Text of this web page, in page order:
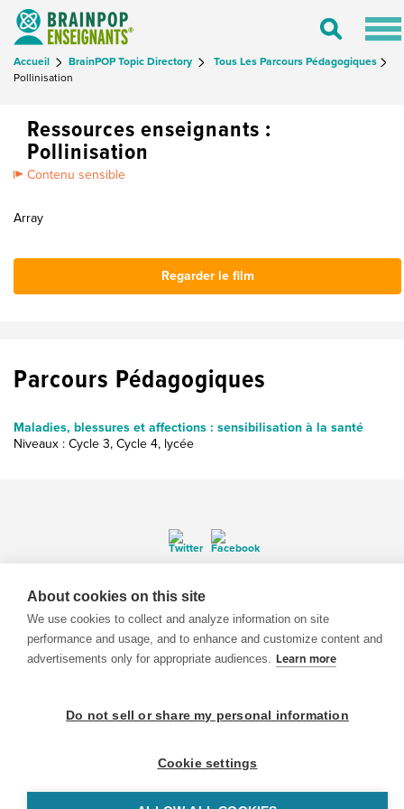
Toggle
Accueil BrainPOP Topic Directory
Tous Les Parcours Pédagogiques
Pollinisation
Ressources enseignants :
Pollinisation
Contenu sensible
Array
Regarder le film
Parcours Pédagogiques
Maladies, blessures et affections : sensibilisation à la santé
Niveaux : Cycle 3, Cycle 4, lycée
© 1999-2026 BrainPOP. Tous droits réservés.
enseignants is proudly powered by SlipFire Web Development
About cookies on this site
We use cookies to collect and analyze information on site
performance and usage, and to enhance and customize content and
advertisements only for appropriate audiences. Learn more
Do not sell or share my personal information
Cookie settings